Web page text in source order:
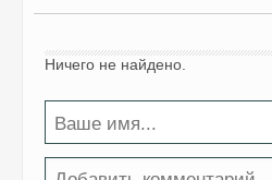
Ничего не найдено.